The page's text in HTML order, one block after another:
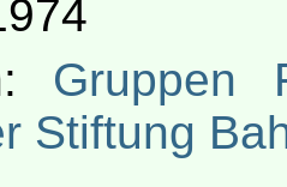
Gruppen
Stiftung